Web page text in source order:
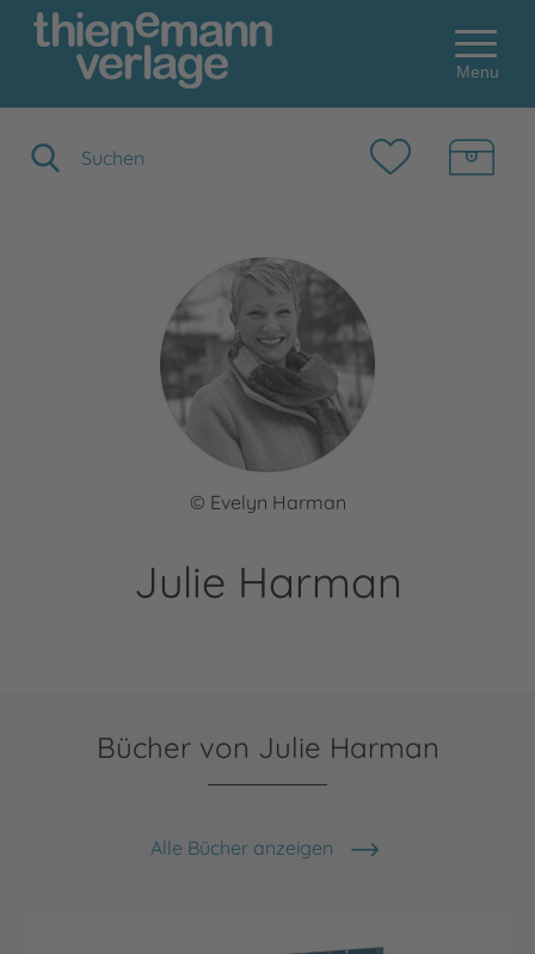
Menu
© Evelyn Harman
Julie Harman
Bücher von Julie Harman
Alle Bücher anzeigen